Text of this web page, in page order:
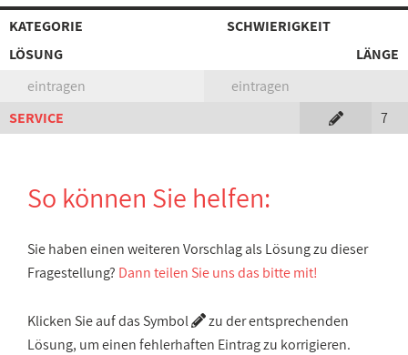
KATEGORIE
SCHWIERIGKEIT
LÖSUNG
LÄNGE
eintragen
eintragen
SERVICE
7
So können Sie helfen:
Sie haben einen weiteren Vorschlag als Lösung zu dieser
Fragestellung? Dann teilen Sie uns das bitte mit!
Klicken Sie auf das Symbol
zu der entsprechenden
Lösung, um einen fehlerhaften Eintrag zu korrigieren.